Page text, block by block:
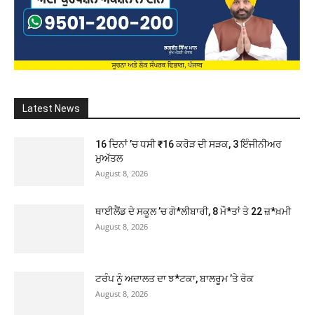
Latest News
16 ਦਿਨਾਂ ’ਚ ਧਸੀ ₹16 ਕਰੋੜ ਦੀ ਸੜਕ, 3 ਇੰਜੀਨੀਅਰ
ਮੁਅੱਤਲ
August 8, 2026
ਥਾਈਲੈਂਡ ਦੇ ਸਕੂਲ ’ਚ ਗੋ*ਲੀਬਾਰੀ, 8 ਮੌ*ਤਾਂ ਤੇ 22 ਜ਼*ਖ਼ਮੀ
August 8, 2026
ਟਰੰਪ ਨੂੰ ਅਦਾਲਤ ਦਾ ਝ*ਟਕਾ, ਬਾਲਰੂਮ ’ਤੇ ਰੋਕ
August 8, 2026